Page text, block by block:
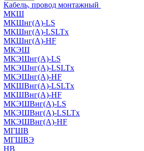
Кабель, провод монтажный
МКШ
МКШнг(А)-LS
МКШнг(А)-LSLTx
МКШнг(А)-HF
МКЭШ
МКЭШнг(А)-LS
МКЭШнг(А)-LSLTx
МКЭШнг(А)-HF
МКШВнг(A)-LSLTx
МКШВнг(А)-HF
МКЭШВнг(А)-LS
МКЭШВнг(A)-LSLTx
МКЭШВнг(А)-HF
МГШВ
МГШВЭ
НВ